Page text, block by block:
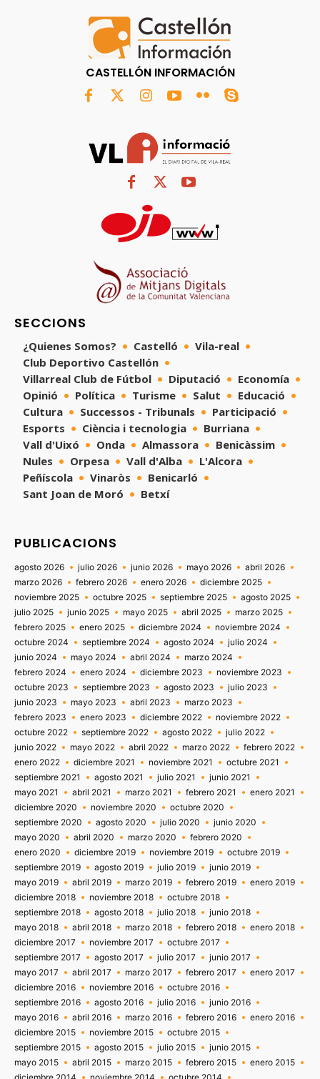
CASTELLÓN INFORMACIÓN
SECCIONS
¿Quienes Somos? Castelló
Vila-real
Club Deportivo Castellón
Villarreal Club de Fútbol
Diputació
Economía
Opinió
Política Turisme Salut
Educació
Cultura
Successos - Tribunals
Participació
Esports
Ciència i tecnologia
Burriana
Vall d'Uixó
Onda Almassora
Benicàssim
Nules
Orpesa Vall d'Alba
L'Alcora
Peñíscola
Vinaròs
Benicarló
Sant Joan de Moró
Betxí
PUBLICACIONS
agosto 2026 julio 2026 junio 2026 mayo 2026
abril 2026
marzo 2026
febrero 2026 enero 2026
diciembre 2025
noviembre 2025
octubre 2025 septiembre 2025
agosto 2025
julio 2025
junio 2025 mayo 2025 abril 2025
marzo 2025
febrero 2025
enero 2025 diciembre 2024
noviembre 2024
octubre 2024
septiembre 2024 agosto 2024
julio 2024
junio 2024
mayo 2024 abril 2024
marzo 2024
febrero 2024
enero 2024 diciembre 2023
noviembre 2023
octubre 2023
septiembre 2023 agosto 2023
julio 2023
junio 2023
mayo 2023 abril 2023
marzo 2023
febrero 2023
enero 2023 diciembre 2022
noviembre 2022
octubre 2022
septiembre 2022 agosto 2022
julio 2022
junio 2022
mayo 2022 abril 2022 marzo 2022
febrero 2022
enero 2022
diciembre 2021 noviembre 2021
octubre 2021
septiembre 2021
agosto 2021 julio 2021
junio 2021
mayo 2021
abril 2021 marzo 2021 febrero 2021
enero 2021
diciembre 2020
noviembre 2020
octubre 2020
septiembre 2020
agosto 2020 julio 2020
junio 2020
mayo 2020
abril 2020 marzo 2020
febrero 2020
enero 2020
diciembre 2019 noviembre 2019
octubre 2019
septiembre 2019
agosto 2019 julio 2019
junio 2019
mayo 2019
abril 2019 marzo 2019 febrero 2019
enero 2019
diciembre 2018
noviembre 2018
octubre 2018
septiembre 2018
agosto 2018 julio 2018
junio 2018
mayo 2018
abril 2018 marzo 2018 febrero 2018
enero 2018
diciembre 2017
noviembre 2017
octubre 2017
septiembre 2017
agosto 2017 julio 2017
junio 2017
mayo 2017
abril 2017 marzo 2017 febrero 2017
enero 2017
diciembre 2016
noviembre 2016
octubre 2016
septiembre 2016
agosto 2016 julio 2016
junio 2016
mayo 2016
abril 2016 marzo 2016 febrero 2016
enero 2016
diciembre 2015
noviembre 2015
octubre 2015
septiembre 2015
agosto 2015 julio 2015
junio 2015
mayo 2015
abril 2015 marzo 2015 febrero 2015
enero 2015